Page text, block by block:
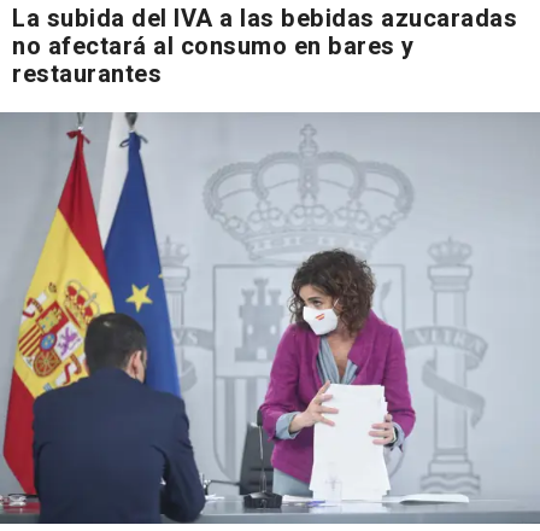
La subida del IVA a las bebidas azucaradas
no afectará al consumo en bares y
restaurantes